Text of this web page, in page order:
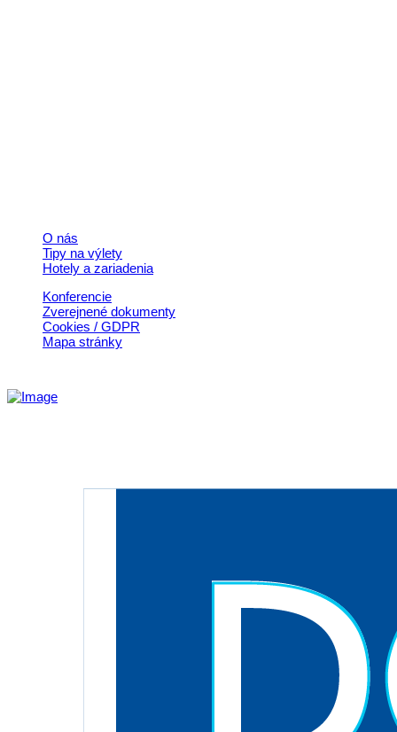
O nás
Tipy na výlety
Hotely a zariadenia
Konferencie
Zverejnené dokumenty
Cookies / GDPR
Mapa stránky